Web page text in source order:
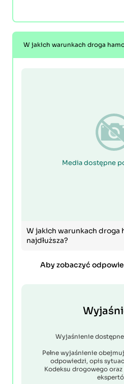
W jakich warunkach droga
Media dostępne
W jakich warunkach droga
najdłuższa?
Aby zobaczyć
Wyjaśnienie
Pełne wyjaśnienie
odpowiedzi, opis
Kodeksu drogowego